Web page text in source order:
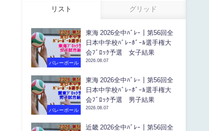
リスト グリッド
バレーボール
東海 2026全中ﾊﾞﾚｰ｜第56回全
日本中学校ﾊﾞﾚｰﾎﾞｰﾙ選手権大
会ﾌﾞﾛｯｸ予選 女子結果
2026.08.07
バレーボール
東海 2026全中ﾊﾞﾚｰ｜第56回全
日本中学校ﾊﾞﾚｰﾎﾞｰﾙ選手権大
会ﾌﾞﾛｯｸ予選 男子結果
2026.08.07
近畿 2026全中ﾊﾞﾚｰ｜第56回全